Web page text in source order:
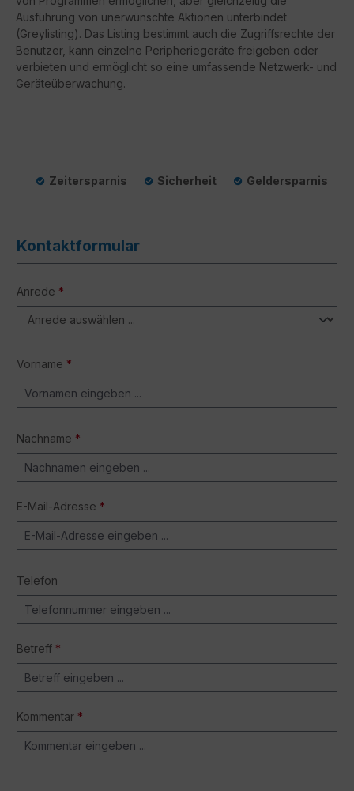
Kontaktformular
Anrede *
Vorname *
Nachname *
E-Mail-Adresse *
Telefon
Betreff *
Kommentar *
Ausführung von unerwünschte Aktionen unterbindet
(Greylisting). Das Listing bestimmt auch die Zugriffsrechte der
Benutzer, kann einzelne Peripheriegeräte freigeben oder
verbieten und ermöglicht so eine umfassende Netzwerk- und
Geräteüberwachung.
Zeitersparnis Sicherheit Geldersparnis